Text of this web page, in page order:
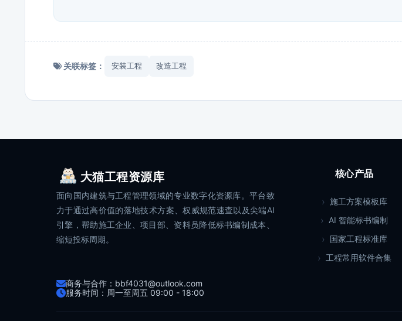
关联标签： 安装工程 改造工程
大猫工程资源库
面向国内建筑与工程管理领域的专业数字化资源库。平台致
力于通过高价值的落地技术方案、权威规范速查以及尖端AI
引擎，帮助施工企业、项目部、资料员降低标书编制成本、
缩短投标周期。
商务与合作：bbf4031@outlook.com
服务时间：周一至周五 09:00 - 18:00
核心产品
施工方案模板库
AI 智能标书编制
国家工程标准库
工程常用软件合集